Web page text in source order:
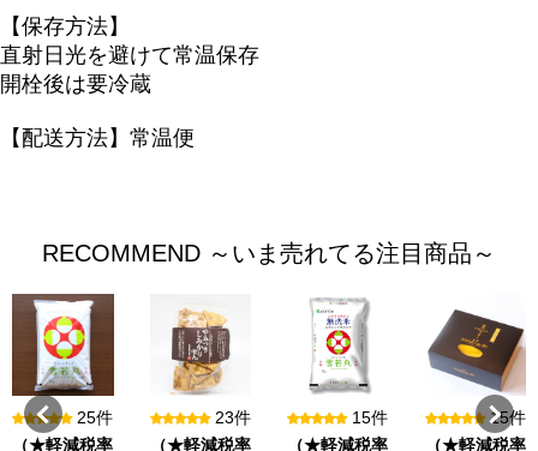
【保存方法】
直射日光を避けて常温保存
開栓後は要冷蔵
【配送方法】常温便
RECOMMEND ～いま売れてる注目商品～
25件
（★軽減税率
23件
（★軽減税率
15件
（★軽減税率
15件
（★軽減税率